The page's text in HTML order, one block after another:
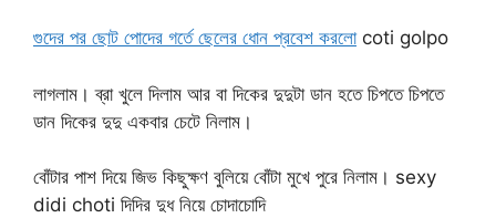
গুদের পর ছোট পোদের গর্তে ছেলের ধোন প্রবেশ করলোcoti golpo
লাগলাম। ব্রা খুলে দিলাম আর বা দিকের দুদুটা ডান হতে চিপতে চিপতে
ডান দিকের দুদু একবার চেটে নিলাম।
বোঁটার পাশ দিয়ে জিভ কিছুক্ষণ বুলিয়ে বোঁটা মুখে পুরে নিলাম। sexy
didi choti দিদির দুধ নিয়ে চোদাচোদি